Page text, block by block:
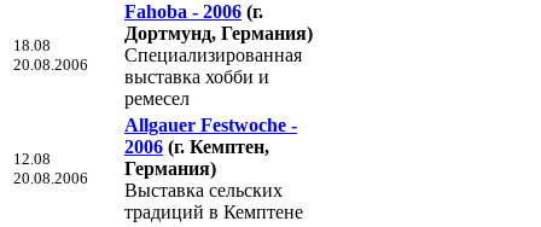
18.08
20.08.2006
Fahoba - 2006 (г.
Дортмунд, Германия)
Специализированная
выставка хобби и
ремесел
12.08
20.08.2006
Allgauer Festwoche -
2006 (г. Кемптен,
Германия)
Выставка сельских
традиций в Кемптене